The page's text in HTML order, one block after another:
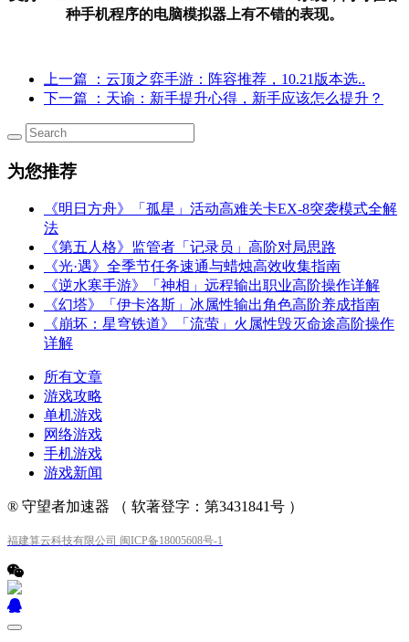
种手机程序的电脑模拟器上有不错的表现。
上一篇
：云顶之弈手游：阵容推荐，10.21版本选..
下一篇
：天谕：新手提升心得，新手应该怎么提升？
为您推荐
《明日方舟》「孤星」活动高难关卡EX-8突袭模式全解
法
《第五人格》监管者「记录员」高阶对局思路
《光·遇》全季节任务速通与蜡烛高效收集指南
《逆水寒手游》「神相」远程输出职业高阶操作详解
《幻塔》「伊卡洛斯」冰属性输出角色高阶养成指南
《崩坏：星穹铁道》「流萤」火属性毁灭命途高阶操作
详解
所有文章
游戏攻略
单机游戏
网络游戏
手机游戏
游戏新闻
® 守望者加速器 （ 软著登字：第3431841号 ）
福建算云科技有限公司 闽ICP备18005608号-1